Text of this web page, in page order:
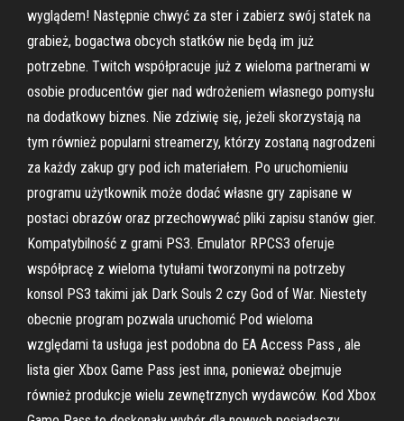
wyglądem! Następnie chwyć za ster i zabierz swój statek na
grabież, bogactwa obcych statków nie będą im już
potrzebne. Twitch współpracuje już z wieloma partnerami w
osobie producentów gier nad wdrożeniem własnego pomysłu
na dodatkowy biznes. Nie zdziwię się, jeżeli skorzystają na
tym również popularni streamerzy, którzy zostaną nagrodzeni
za każdy zakup gry pod ich materiałem. Po uruchomieniu
programu użytkownik może dodać własne gry zapisane w
postaci obrazów oraz przechowywać pliki zapisu stanów gier.
Kompatybilność z grami PS3. Emulator RPCS3 oferuje
współpracę z wieloma tytułami tworzonymi na potrzeby
konsol PS3 takimi jak Dark Souls 2 czy God of War. Niestety
obecnie program pozwala uruchomić Pod wieloma
względami ta usługa jest podobna do EA Access Pass , ale
lista gier Xbox Game Pass jest inna, ponieważ obejmuje
również produkcje wielu zewnętrznych wydawców. Kod Xbox